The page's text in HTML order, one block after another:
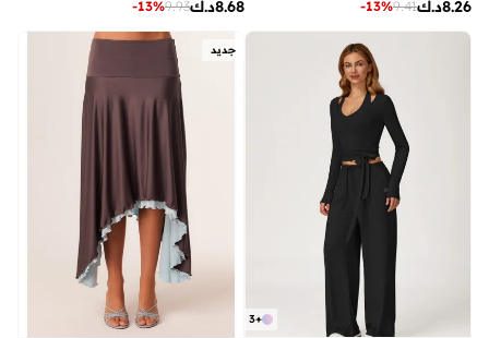
د.ك8.26
9.41
-13%
د.ك8.68
9.93
-13%
+
3
جديد